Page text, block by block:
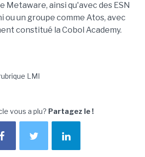
Metaware, ainsi qu'avec des ESN
ou un groupe comme Atos, avec
constitué la Cobol Academy.
LMI
vous a plu? Partagez le !